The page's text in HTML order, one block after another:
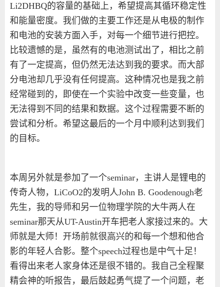
Li2DHBQ的容量的基础上，希望提高其循环稳定性
和能量密度。我们做的主要工作还是从电极的制作
和电池的安装方面入手，对每一个细节进行把控。
比较遗憾的是，虽然有的电池测试出了，相比之前
有了一定提高，但仍然无法达到我的要求。而大部
分电池却几乎没有任何提高。这种情况也是我之前
经常碰到的，即使在一个实验中改变一些变量，也
无法得到不同的结果和数据。这个过程需要不断的
尝试和分析。希望这最后的一个月中顺利达到我们
的目标。
本周另外就是参加了一个seminar，主讲人是锂电的
传奇人物， LiCoO2的发明人John B. Goodenough老
先生，我的导师和另一位物理学院的大牛两人在
seminar那天从UT-Austin开车把老人家接过来的。大
师就是大师！开场前就很高兴的和每一个想和他合
影的年轻人合影。整个speech过程也是中气十足！
看得出来老人家身体还是很不错的。我自己全程聚
精会神的听报告，最后鼓起勇气提了一个问题，老